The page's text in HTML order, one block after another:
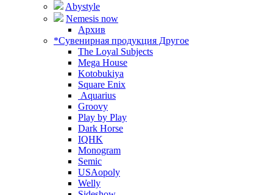
Abystyle
Nemesis now
Архив
*Сувенирная продукция Другое
The Loyal Subjects
Mega House
Kotobukiya
Square Enix
Aquarius
Groovy
Play by Play
Dark Horse
IQHK
Monogram
Semic
USAopoly
Welly